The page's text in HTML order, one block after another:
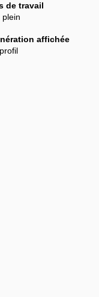
de travail
plein
affichée